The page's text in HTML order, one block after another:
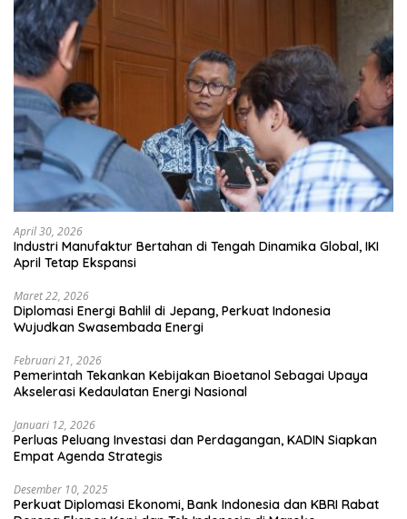
April 30, 2026
Industri Manufaktur Bertahan di Tengah Dinamika Global, IKI
April Tetap Ekspansi
Maret 22, 2026
Diplomasi Energi Bahlil di Jepang, Perkuat Indonesia
Wujudkan Swasembada Energi
Februari 21, 2026
Pemerintah Tekankan Kebijakan Bioetanol Sebagai Upaya
Akselerasi Kedaulatan Energi Nasional
Januari 12, 2026
Perluas Peluang Investasi dan Perdagangan, KADIN Siapkan
Empat Agenda Strategis
Desember 10, 2025
Perkuat Diplomasi Ekonomi, Bank Indonesia dan KBRI Rabat